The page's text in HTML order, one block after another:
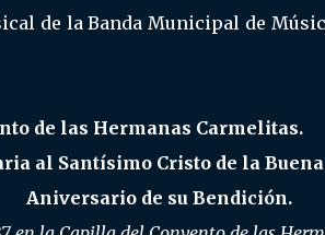
de la Banda Municipal de
de las Hermanas Carmelitas.
al Santísimo Cristo de la
Aniversario de su Bendición.